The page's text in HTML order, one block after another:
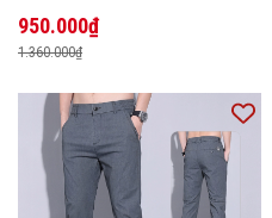
950.000₫
1.360.000₫